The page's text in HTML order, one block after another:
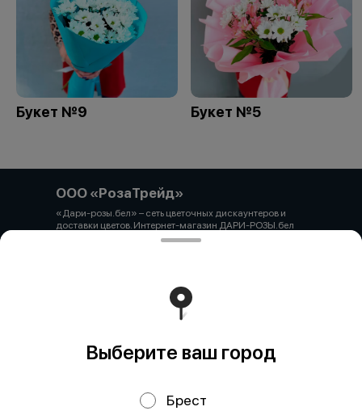
Букет №9 Букет №5
ООО «РозаТрейд»
«Дари-розы.бел» – сеть цветочных дискаунтеров и
доставки цветов. Интернет-магазин ДАРИ-РОЗЫ.бел
зарегистрирован 06.12.2021 № 524431 в Торговом
выдано администрацией Первомайского района г.
Витебска от 12.10.2021 УНП 391926869 Мы принимаем
онлайн оплату. ВНИМАНИЕ перед оплатой уточняйте
наличие товара у менеджера.
Выберите ваш город
Брест